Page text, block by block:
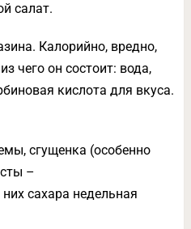
салат.
Калорийно, вредно,
чего он состоит: вода,
кислота для вкуса.
сгущенка (особенно
–
сахара недельная